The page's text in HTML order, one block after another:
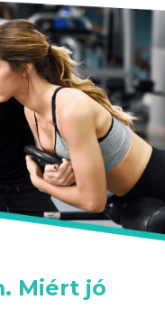
Miért jó